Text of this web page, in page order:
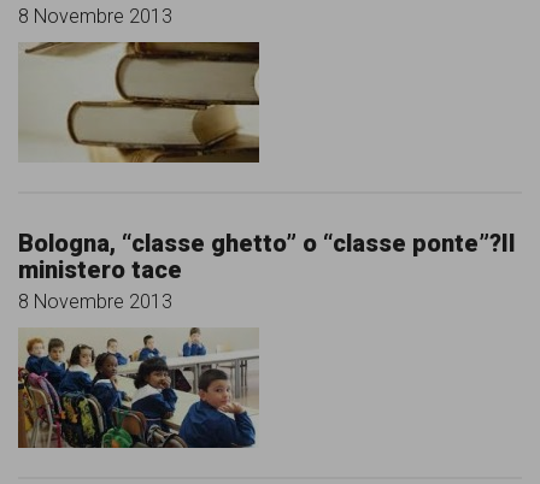
8 Novembre 2013
Bologna, “classe ghetto” o “classe ponte”?Il
ministero tace
8 Novembre 2013